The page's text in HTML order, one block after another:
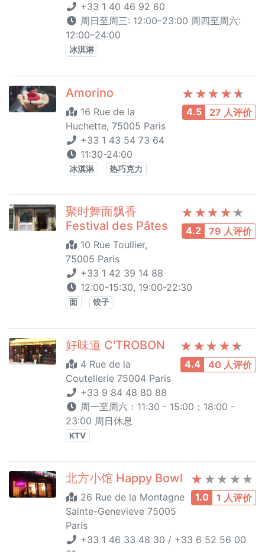
+33 1 40 46 92 60
周日至周三: 12:00–23:00 周四至周六:
12:00–24:00
冰淇淋
4.5 27 人评价
Amorino
16 Rue de la
Huchette, 75005 Paris
+33 1 43 54 73 64
11:30-24:00
冰淇淋 热巧克力
4.2 79 人评价
聚时舞面飘香
Festival des Pâtes
10 Rue Toullier,
75005 Paris
+33 1 42 39 14 88
12:00-15:30, 19:00-22:30
面 饺子
4.4 40 人评价
好味道 C'TROBON
4 Rue de la
Coutellerie 75004 Paris
+33 9 84 48 80 88
周一至周六：11:30 - 15:00；18:00 -
23:00 周日休息
KTV
1.0 1 人评价
北方小馆 Happy Bowl
26 Rue de la Montagne
Sainte-Genevieve 75005
Paris
+33 1 46 33 48 30 / +33 6 52 56 00